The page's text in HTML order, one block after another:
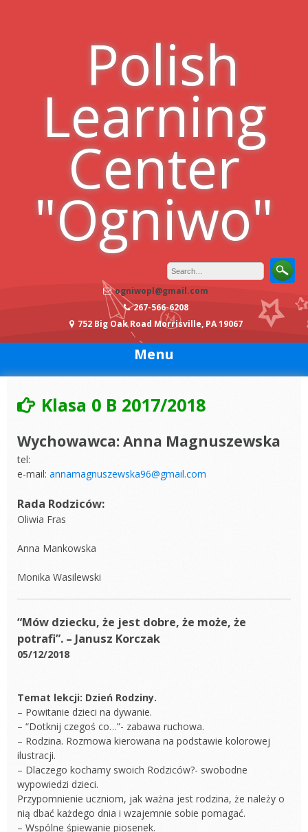
Polish
Learning
Center
"Ogniwo"
ogniwopl@gmail.com
267-566-6208
752 Big Oak Road Morrisville, PA 19067
Menu
Klasa 0 B 2017/2018
Wychowawca: Anna Magnuszewska
tel:
e-mail: annamagnuszewska96@gmail.com
Rada Rodziców:
Oliwia Fras
Anna Mankowska
Monika Wasilewski
“Mów dziecku, że jest dobre, że może, że
potrafi”. – Janusz Korczak
05/12/2018
Temat lekcji: Dzień Rodziny.
– Powitanie dzieci na dywanie.
– “Dotknij czegoś co…”- zabawa ruchowa.
– Rodzina. Rozmowa kierowana na podstawie kolorowej
ilustracji.
– Dlaczego kochamy swoich Rodziców?- swobodne
wypowiedzi dzieci.
Przypomnienie uczniom, jak ważna jest rodzina, że należy o
nią dbać każdego dnia i wzajemnie sobie pomagać.
– Wspólne śpiewanie piosenek.